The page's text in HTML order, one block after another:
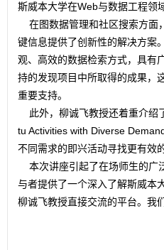
斯威本大学在Web与数据工程领
在图数据管理和社区搜索方面
键信息提供了创新性的解决方案
观、高效的数据检索方式，具有
持的发现项目中所取得的成果，
重要支持。
此外，柳诚飞教授还着重介绍
tu Activities with Diverse
不同需求的即兴活动寻找更有效
本次讲座引起了在场师生的广
与者提供了一个深入了解斯威本
柳诚飞教授直接交流的平台。我